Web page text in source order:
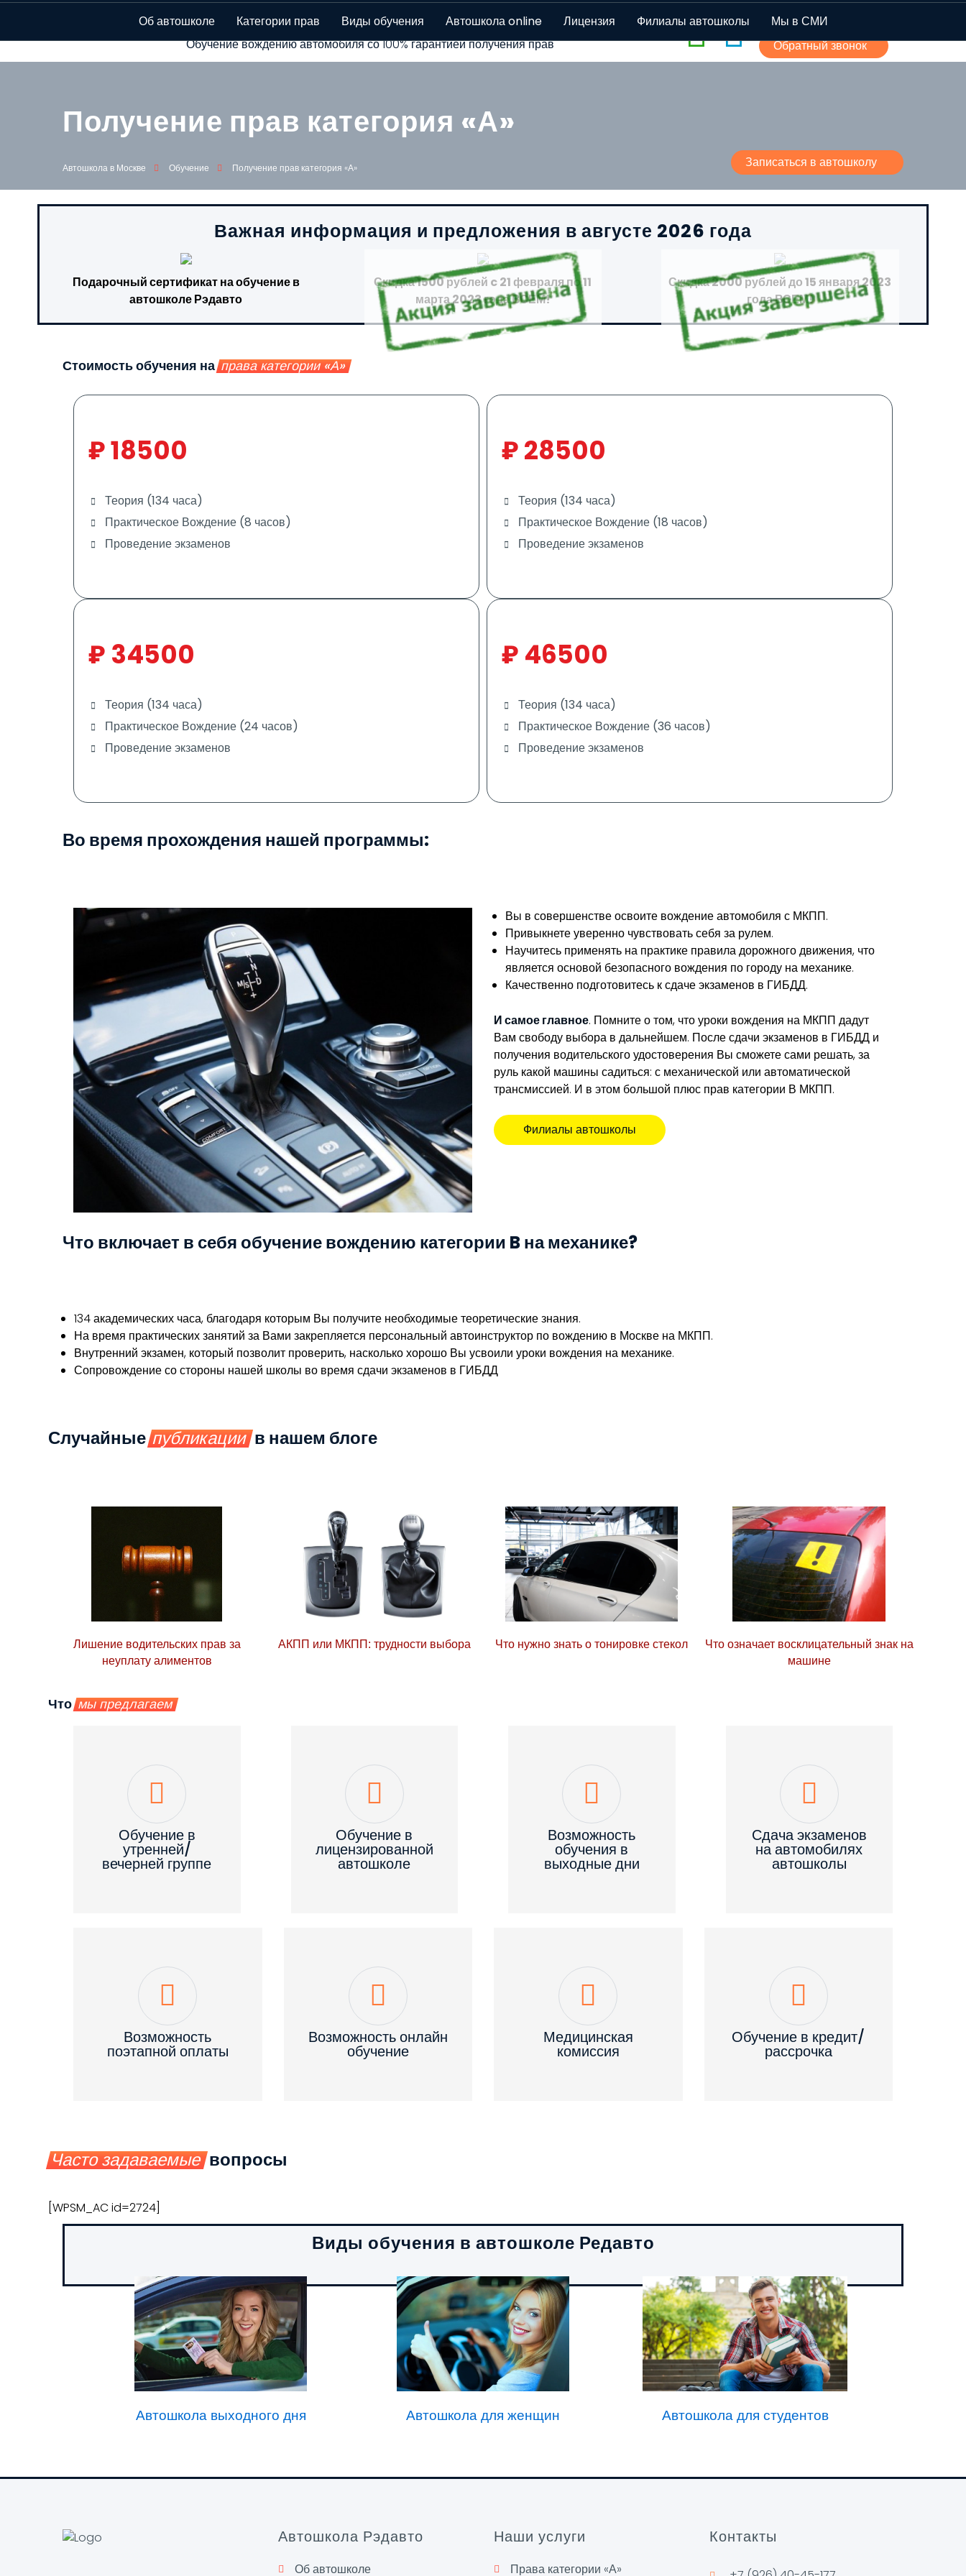
Автошкола в Москве - 8 филиалов!
Обучение вождению автомобиля со 100% гарантией получения прав
+7 (926) 40-45-177
Обратный звонок
Об автошколе Категории прав Виды обучения Автошкола online Лицензия Филиалы автошколы Мы в СМИ
Получение прав категория «А»
Автошкола в Москве Обучение Получение прав категория «А» Записаться в автошколу
Важная информация и предложения в августе 2026 года
Подарочный сертификат на обучение в
автошколе Рэдавто
Скидка 1500 рублей c 21 февраля по 11
марта 2023 года ВСЕМ!
Скидка 2000 рублей до 15 января 2023
года ВСЕМ!
Стоимость обучения направа категории «А»
₽18500
Теория (134 часа)
Практическое Вождение (8 часов)
Проведение экзаменов
₽28500
Теория (134 часа)
Практическое Вождение (18 часов)
Проведение экзаменов
₽ 34500
Теория (134 часа)
Практическое Вождение (24 часов)
Проведение экзаменов
₽ 46500
Теория (134 часа)
Практическое Вождение (36 часов)
Проведение экзаменов
Во время прохождения нашей программы:
Вы в совершенстве освоите вождение автомобиля с МКПП.
Привыкнете уверенно чувствовать себя за рулем.
Научитесь применять на практике правила дорожного движения, что
является основой безопасного вождения по городу на механике.
Качественно подготовитесь к сдаче экзаменов в ГИБДД.
И самое главное. Помните о том, что уроки вождения на МКПП дадут
Вам свободу выбора в дальнейшем. После сдачи экзаменов в ГИБДД и
получения водительского удостоверения Вы сможете сами решать, за
руль какой машины садиться: с механической или автоматической
трансмиссией. И в этом большой плюс прав категории В МКПП.
Филиалы автошколы
Что включает в себя обучение вождению категории B на механике?
134 академических часа, благодаря которым Вы получите необходимые теоретические знания.
На время практических занятий за Вами закрепляется персональный автоинструктор по вождению в Москве на МКПП.
Внутренний экзамен, который позволит проверить, насколько хорошо Вы усвоили уроки вождения на механике.
Сопровождение со стороны нашей школы во время сдачи экзаменов в ГИБДД
Случайныепубликациив нашем блоге
Лишение водительских прав за
неуплату алиментов
АКПП или МКПП: трудности выбора Что нужно знать о тонировке стекол
Что означает восклицательный знак на
машине
Чтомы предлагаем
Обучение в
утренней/
вечерней группе
Обучение в
лицензированной
автошколе
Возможность
обучения в
выходные дни
Сдача экзаменов
на автомобилях
автошколы
Возможность
поэтапной оплаты
Возможность онлайн
обучение
Медицинская
комиссия
Обучение в кредит/
рассрочка
Часто задаваемыевопросы
[WPSM_AC id=2724]
Виды обучения в автошколе Редавто
Автошкола выходного дня Автошкола для женщин Автошкола для студентов
Автошкола Рэдавто
Об автошколе
Наши услуги
Права категории «А»
Контакты